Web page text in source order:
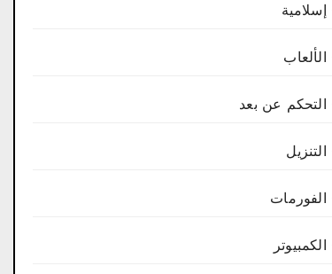
إسلامية
الألعاب
التحكم عن بعد
الفورمات